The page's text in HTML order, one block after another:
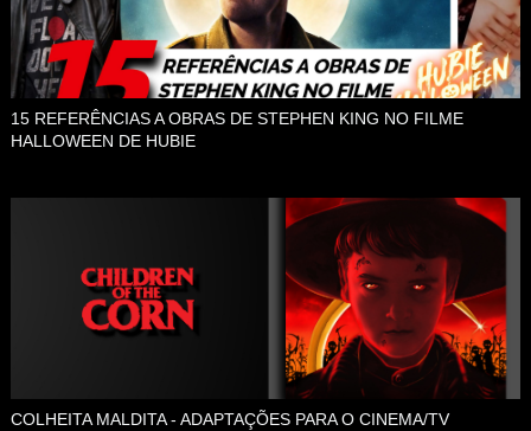
15 REFERÊNCIAS A OBRAS DE STEPHEN KING NO FILME
HALLOWEEN DE HUBIE
COLHEITA MALDITA - ADAPTAÇÕES PARA O CINEMA/TV